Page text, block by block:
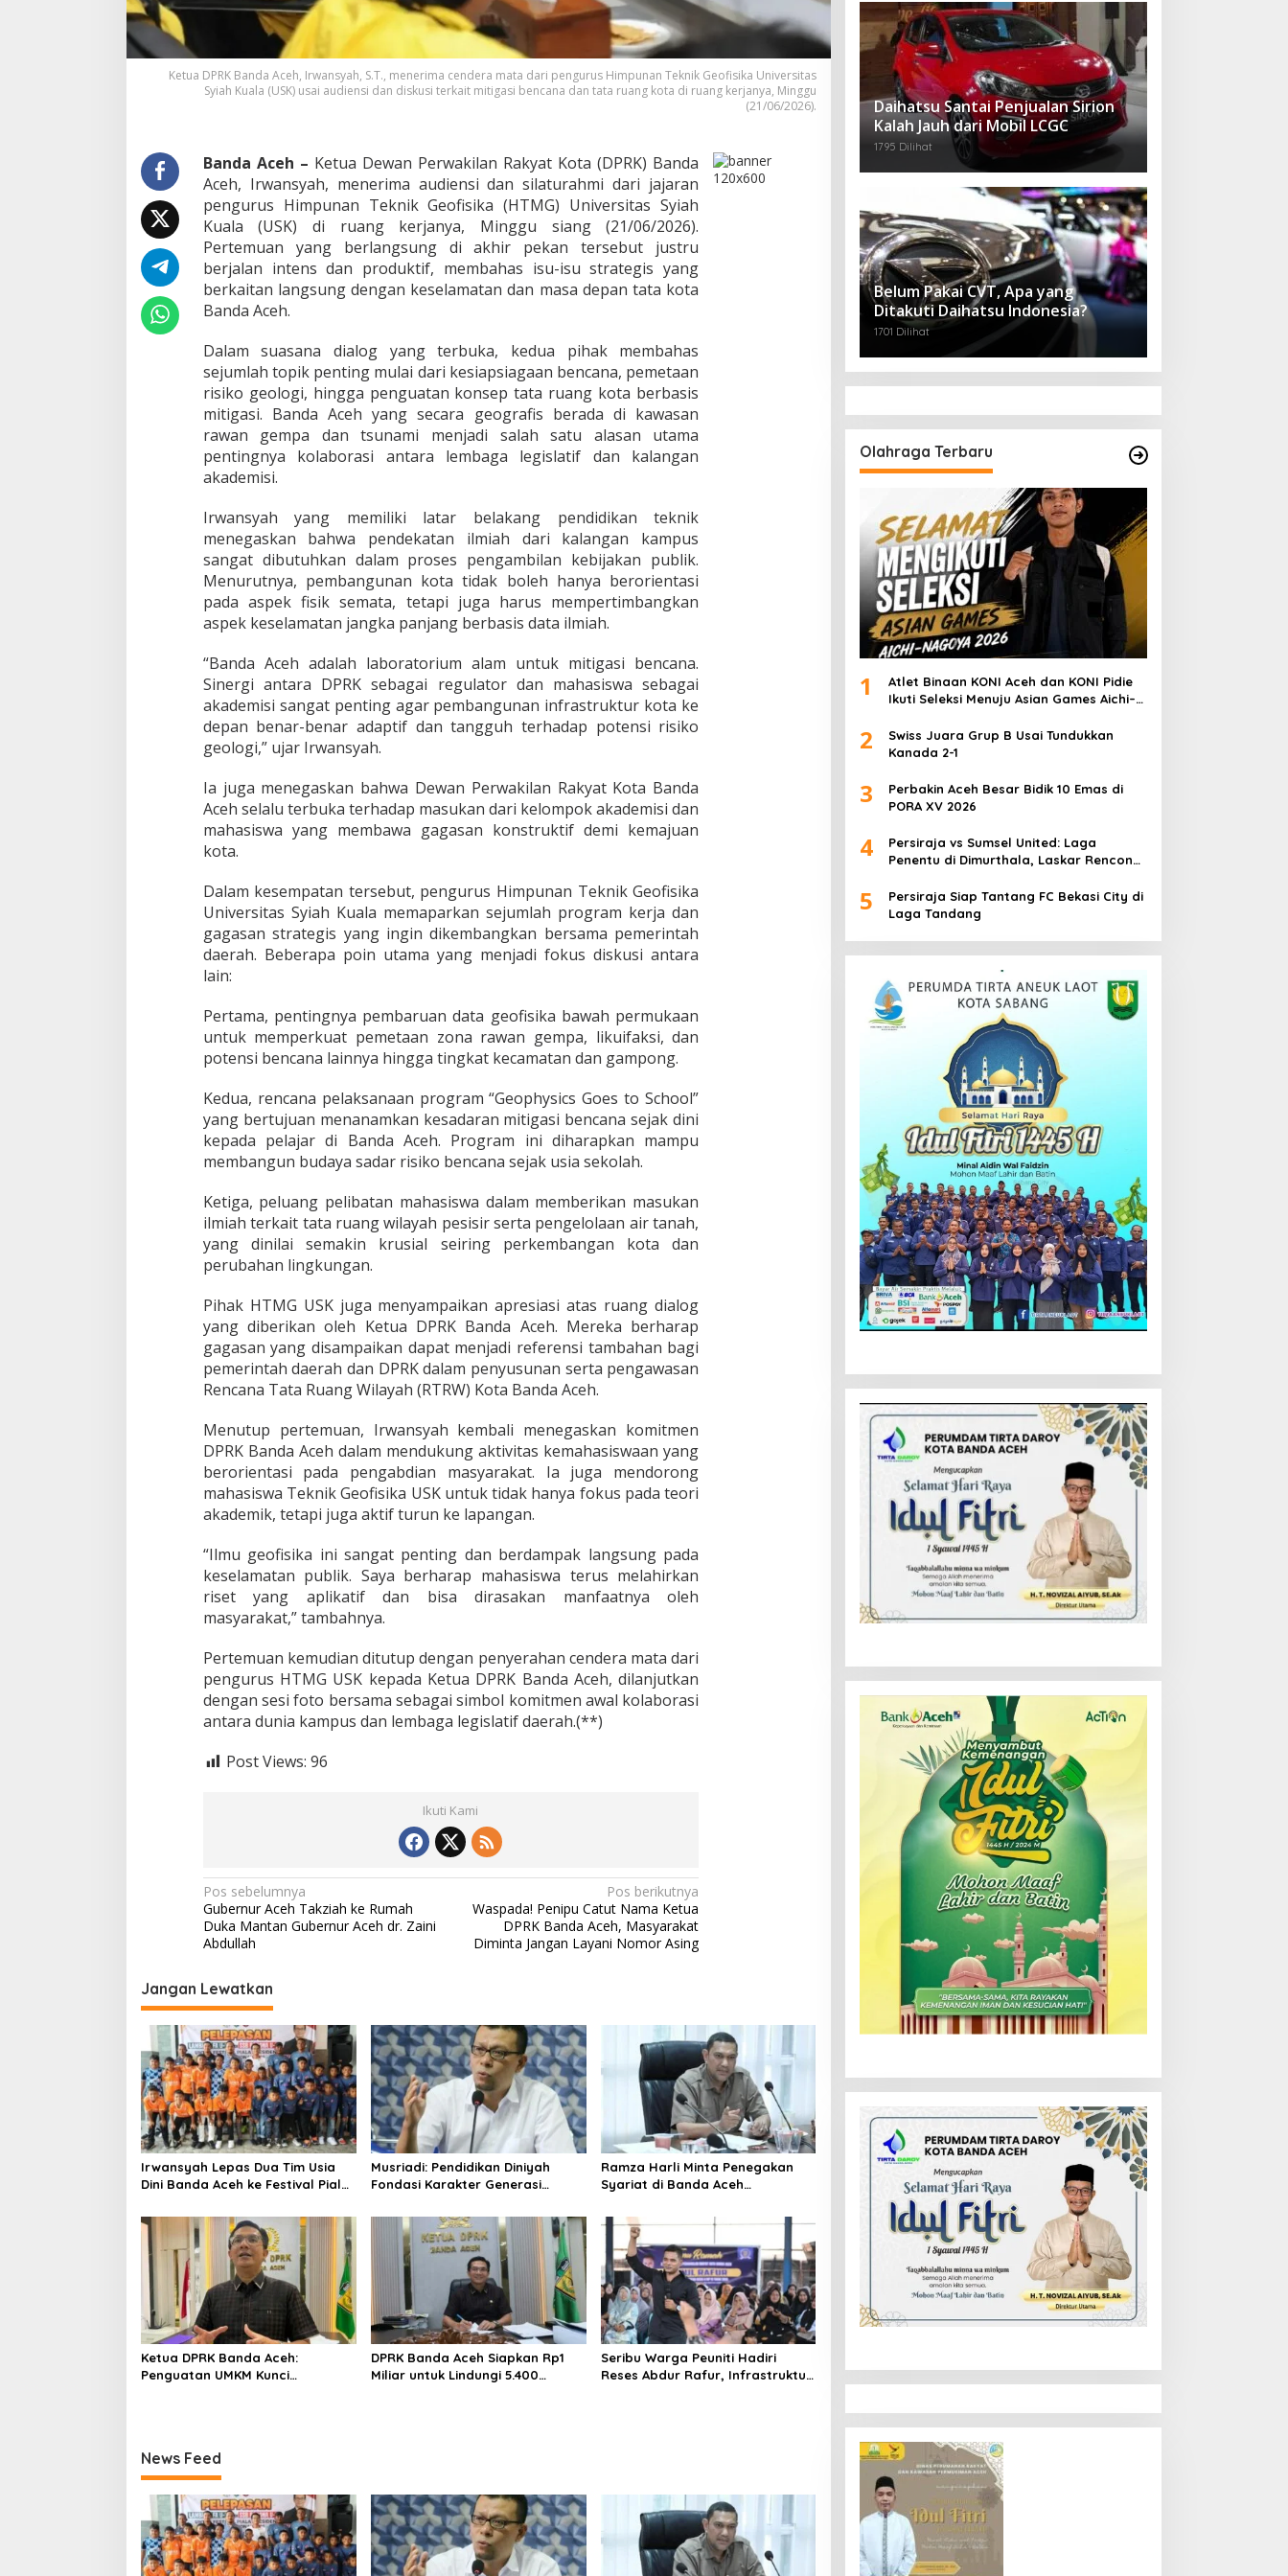
l
r
a
i
t
i
s
i
B
a
n
a
B
e
r
b
i
s
R
i
s
e
t
Ketua DPRK Banda Aceh, Irwansyah, S.T., menerima cendera mata dari pengurus Himpunan Teknik Geofisika Universitas
Syiah Kuala (USK) usai audiensi dan diskusi terkait mitigasi bencana dan tata ruang kota di ruang kerjanya, Minggu
(21/06/2026).
Banda Aceh – Ketua Dewan Perwakilan Rakyat Kota (DPRK) Banda
Aceh, Irwansyah, menerima audiensi dan silaturahmi dari jajaran
pengurus Himpunan Teknik Geofisika (HTMG) Universitas Syiah
Kuala (USK) di ruang kerjanya, Minggu siang (21/06/2026).
Pertemuan yang berlangsung di akhir pekan tersebut justru
berjalan intens dan produktif, membahas isu-isu strategis yang
berkaitan langsung dengan keselamatan dan masa depan tata kota
Banda Aceh.
Dalam suasana dialog yang terbuka, kedua pihak membahas
sejumlah topik penting mulai dari kesiapsiagaan bencana, pemetaan
risiko geologi, hingga penguatan konsep tata ruang kota berbasis
mitigasi. Banda Aceh yang secara geografis berada di kawasan
rawan gempa dan tsunami menjadi salah satu alasan utama
pentingnya kolaborasi antara lembaga legislatif dan kalangan
akademisi.
Irwansyah yang memiliki latar belakang pendidikan teknik
menegaskan bahwa pendekatan ilmiah dari kalangan kampus
sangat dibutuhkan dalam proses pengambilan kebijakan publik.
Menurutnya, pembangunan kota tidak boleh hanya berorientasi
pada aspek fisik semata, tetapi juga harus mempertimbangkan
aspek keselamatan jangka panjang berbasis data ilmiah.
“Banda Aceh adalah laboratorium alam untuk mitigasi bencana.
Sinergi antara DPRK sebagai regulator dan mahasiswa sebagai
akademisi sangat penting agar pembangunan infrastruktur kota ke
depan benar-benar adaptif dan tangguh terhadap potensi risiko
geologi,” ujar Irwansyah.
Ia juga menegaskan bahwa Dewan Perwakilan Rakyat Kota Banda
Aceh selalu terbuka terhadap masukan dari kelompok akademisi dan
mahasiswa yang membawa gagasan konstruktif demi kemajuan
kota.
Dalam kesempatan tersebut, pengurus Himpunan Teknik Geofisika
Universitas Syiah Kuala memaparkan sejumlah program kerja dan
gagasan strategis yang ingin dikembangkan bersama pemerintah
daerah. Beberapa poin utama yang menjadi fokus diskusi antara
lain:
Pertama, pentingnya pembaruan data geofisika bawah permukaan
untuk memperkuat pemetaan zona rawan gempa, likuifaksi, dan
potensi bencana lainnya hingga tingkat kecamatan dan gampong.
Kedua, rencana pelaksanaan program “Geophysics Goes to School”
yang bertujuan menanamkan kesadaran mitigasi bencana sejak dini
kepada pelajar di Banda Aceh. Program ini diharapkan mampu
membangun budaya sadar risiko bencana sejak usia sekolah.
Ketiga, peluang pelibatan mahasiswa dalam memberikan masukan
ilmiah terkait tata ruang wilayah pesisir serta pengelolaan air tanah,
yang dinilai semakin krusial seiring perkembangan kota dan
perubahan lingkungan.
Pihak HTMG USK juga menyampaikan apresiasi atas ruang dialog
yang diberikan oleh Ketua DPRK Banda Aceh. Mereka berharap
gagasan yang disampaikan dapat menjadi referensi tambahan bagi
pemerintah daerah dan DPRK dalam penyusunan serta pengawasan
Rencana Tata Ruang Wilayah (RTRW) Kota Banda Aceh.
Menutup pertemuan, Irwansyah kembali menegaskan komitmen
DPRK Banda Aceh dalam mendukung aktivitas kemahasiswaan yang
berorientasi pada pengabdian masyarakat. Ia juga mendorong
mahasiswa Teknik Geofisika USK untuk tidak hanya fokus pada teori
akademik, tetapi juga aktif turun ke lapangan.
“Ilmu geofisika ini sangat penting dan berdampak langsung pada
keselamatan publik. Saya berharap mahasiswa terus melahirkan
riset yang aplikatif dan bisa dirasakan manfaatnya oleh
masyarakat,” tambahnya.
Pertemuan kemudian ditutup dengan penyerahan cendera mata dari
pengurus HTMG USK kepada Ketua DPRK Banda Aceh, dilanjutkan
dengan sesi foto bersama sebagai simbol komitmen awal kolaborasi
antara dunia kampus dan lembaga legislatif daerah.(**)
Post Views: 96
Ikuti Kami
N
a
v
i
g
a
s
i
p
o
s
Pos sebelumnya
Gubernur Aceh Takziah ke Rumah
Duka Mantan Gubernur Aceh dr. Zaini
Abdullah
Pos berikutnya
Waspada! Penipu Catut Nama Ketua
DPRK Banda Aceh, Masyarakat
Diminta Jangan Layani Nomor Asing
Jangan Lewatkan
Irwansyah Lepas Dua Tim Usia
Dini Banda Aceh ke Festival Piala
Musriadi: Pendidikan Diniyah
Fondasi Karakter Generasi
Ramza Harli Minta Penegakan
Syariat di Banda Aceh
Ketua DPRK Banda Aceh:
Penguatan UMKM Kunci
DPRK Banda Aceh Siapkan Rp1
Miliar untuk Lindungi 5.400
Seribu Warga Peuniti Hadiri
Reses Abdur Rafur, Infrastruktur
News Feed
Daihatsu Santai Penjualan Sirion
Kalah Jauh dari Mobil LCGC
1795 Dilihat
Belum Pakai CVT, Apa yang
Ditakuti Daihatsu Indonesia?
1701 Dilihat
Olahraga Terbaru
1
Atlet Binaan KONI Aceh dan KONI Pidie
Ikuti Seleksi Menuju Asian Games Aichi–
2
Swiss Juara Grup B Usai Tundukkan
Kanada 2-1
3
Perbakin Aceh Besar Bidik 10 Emas di
PORA XV 2026
4
Persiraja vs Sumsel United: Laga
Penentu di Dimurthala, Laskar Rencong
5
Persiraja Siap Tantang FC Bekasi City di
Laga Tandang